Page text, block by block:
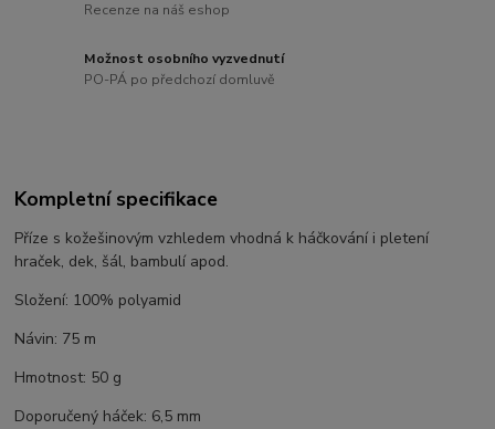
Recenze na náš eshop
Možnost osobního vyzvednutí
PO-PÁ po předchozí domluvě
Kompletní specifikace
Příze s kožešinovým vzhledem vhodná k háčkování i pletení
hraček, dek, šál, bambulí apod.
Složení: 100% polyamid
Návin: 75 m
Hmotnost: 50 g
Doporučený háček: 6,5 mm